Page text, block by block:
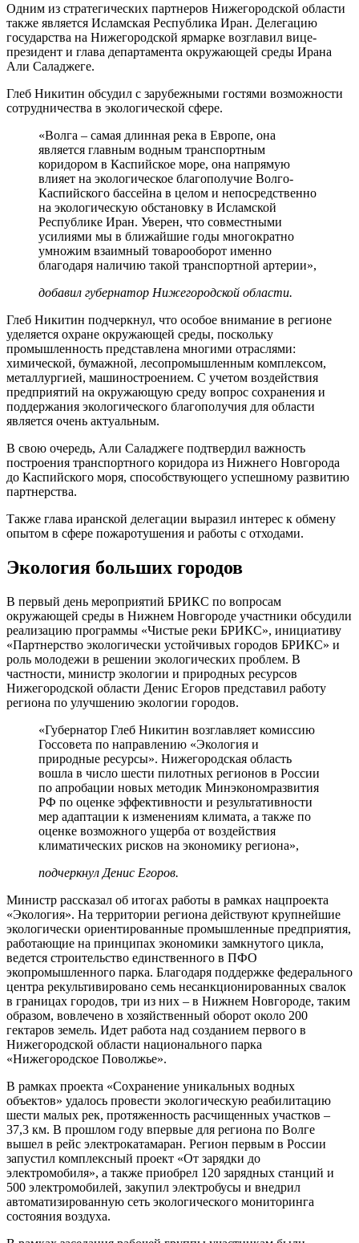
Одним из стратегических партнеров Нижегородской области
также является Исламская Республика Иран. Делегацию
государства на Нижегородской ярмарке возглавил вице-
президент и глава департамента окружающей среды Ирана
Али Саладжеге.
Глеб Никитин обсудил с зарубежными гостями возможности
сотрудничества в экологической сфере.
«Волга – самая длинная река в Европе, она
является главным водным транспортным
коридором в Каспийское море, она напрямую
влияет на экологическое благополучие Волго-
Каспийского бассейна в целом и непосредственно
на экологическую обстановку в Исламской
Республике Иран. Уверен, что совместными
усилиями мы в ближайшие годы многократно
умножим взаимный товарооборот именно
благодаря наличию такой транспортной артерии»,
добавил губернатор Нижегородской области.
Глеб Никитин подчеркнул, что особое внимание в регионе
уделяется охране окружающей среды, поскольку
промышленность представлена многими отраслями:
химической, бумажной, лесопромышленным комплексом,
металлургией, машиностроением. С учетом воздействия
предприятий на окружающую среду вопрос сохранения и
поддержания экологического благополучия для области
является очень актуальным.
В свою очередь, Али Саладжеге подтвердил важность
построения транспортного коридора из Нижнего Новгорода
до Каспийского моря, способствующего успешному развитию
партнерства.
Также глава иранской делегации выразил интерес к обмену
опытом в сфере пожаротушения и работы с отходами.
Экология больших городов
В первый день мероприятий БРИКС по вопросам
окружающей среды в Нижнем Новгороде участники обсудили
реализацию программы «Чистые реки БРИКС», инициативу
«Партнерство экологически устойчивых городов БРИКС» и
роль молодежи в решении экологических проблем. В
частности, министр экологии и природных ресурсов
Нижегородской области Денис Егоров представил работу
региона по улучшению экологии городов.
«Губернатор Глеб Никитин возглавляет комиссию
Госсовета по направлению «Экология и
природные ресурсы». Нижегородская область
вошла в число шести пилотных регионов в России
по апробации новых методик Минэкономразвития
РФ по оценке эффективности и результативности
мер адаптации к изменениям климата, а также по
оценке возможного ущерба от воздействия
климатических рисков на экономику региона»,
подчеркнул Денис Егоров.
Министр рассказал об итогах работы в рамках нацпроекта
«Экология». На территории региона действуют крупнейшие
экологически ориентированные промышленные предприятия,
работающие на принципах экономики замкнутого цикла,
ведется строительство единственного в ПФО
экопромышленного парка. Благодаря поддержке федерального
центра рекультивировано семь несанкционированных свалок
в границах городов, три из них – в Нижнем Новгороде, таким
образом, вовлечено в хозяйственный оборот около 200
гектаров земель. Идет работа над созданием первого в
Нижегородской области национального парка
«Нижегородское Поволжье».
В рамках проекта «Сохранение уникальных водных
объектов» удалось провести экологическую реабилитацию
шести малых рек, протяженность расчищенных участков –
37,3 км. В прошлом году впервые для региона по Волге
вышел в рейс электрокатамаран. Регион первым в России
запустил комплексный проект «От зарядки до
электромобиля», а также приобрел 120 зарядных станций и
500 электромобилей, закупил электробусы и внедрил
автоматизированную сеть экологического мониторинга
состояния воздуха.